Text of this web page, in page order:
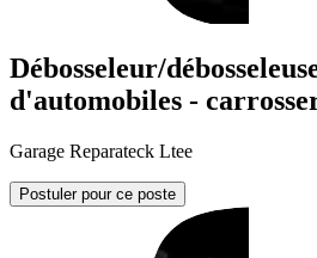
Débosseleur/
d'automobiles -
Garage Reparateck Ltee
Postuler pour ce poste